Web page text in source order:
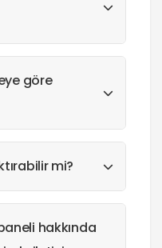
göre
mi?
hakkında